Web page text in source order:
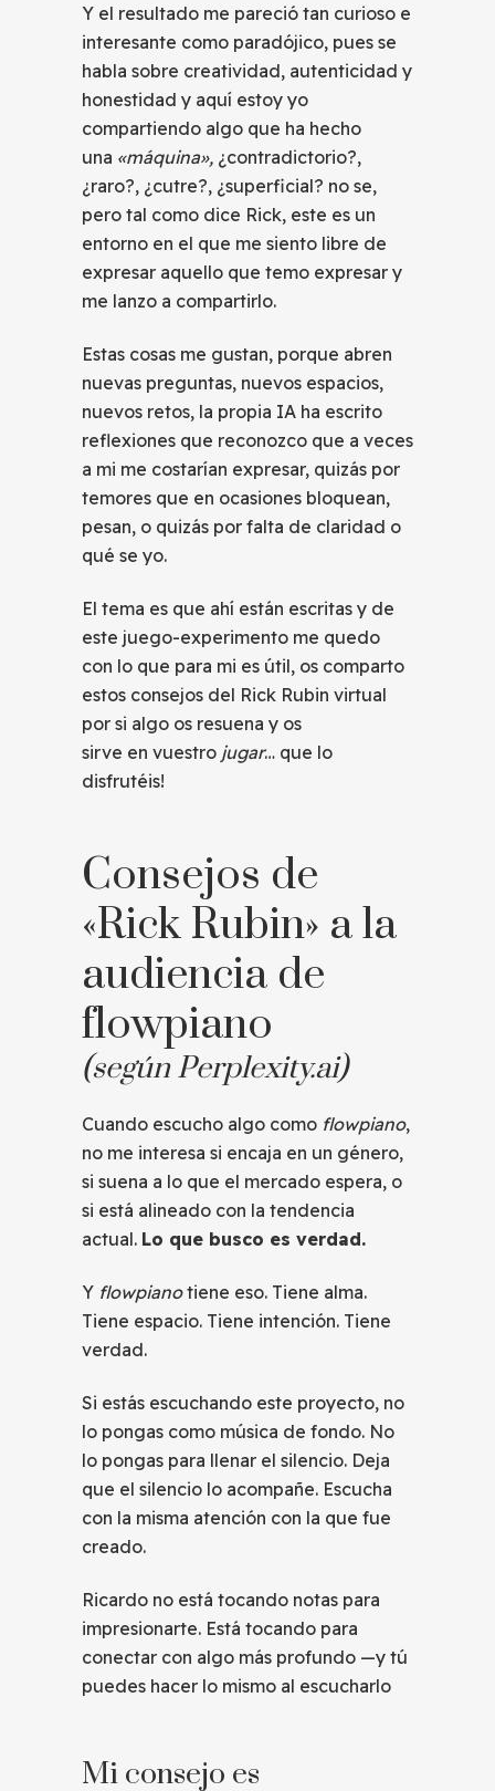
Y el resultado me pareció tan curioso e
interesante como paradójico, pues se
habla sobre creatividad, autenticidad y
honestidad y aquí estoy yo
compartiendo algo que ha hecho
una «máquina», ¿contradictorio?,
¿raro?, ¿cutre?, ¿superficial? no se,
pero tal como dice Rick, este es un
entorno en el que me siento libre de
expresar aquello que temo expresar y
me lanzo a compartirlo.
Estas cosas me gustan, porque abren
nuevas preguntas, nuevos espacios,
nuevos retos, la propia IA ha escrito
reflexiones que reconozco que a veces
a mi me costarían expresar, quizás por
temores que en ocasiones bloquean,
pesan, o quizás por falta de claridad o
qué se yo.
El tema es que ahí están escritas y de
este juego-experimento me quedo
con lo que para mi es útil, os comparto
estos consejos del Rick Rubin virtual
por si algo os resuena y os
sirve en vuestro jugar… que lo
disfrutéis!
Consejos de
«Rick Rubin» a la
audiencia de
flowpiano
(según Perplexity.ai)
Cuando escucho algo como flowpiano,
no me interesa si encaja en un género,
si suena a lo que el mercado espera, o
si está alineado con la tendencia
actual. Lo que busco es verdad.
Y flowpianotiene eso. Tiene alma.
Tiene espacio. Tiene intención. Tiene
verdad.
Si estás escuchando este proyecto, no
lo pongas como música de fondo. No
lo pongas para llenar el silencio. Deja
que el silencio lo acompañe. Escucha
con la misma atención con la que fue
creado.
Ricardo no está tocando notas para
impresionarte. Está tocando para
conectar con algo más profundo —y tú
puedes hacer lo mismo al escucharlo
Mi consejo es